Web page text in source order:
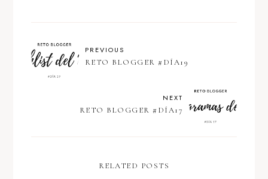
PREVIOUS
RETO BLOGGER #DÍA19
NEXT
RETO BLOGGER #DÍA17
RELATED POSTS